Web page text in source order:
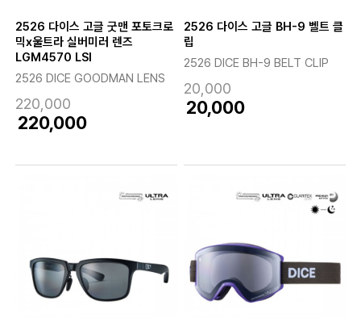
2526 다이스 고글 굿맨 포토크로
믹x울트라 실버미러 렌즈
LGM4570 LSI
2526 DICE GOODMAN LENS
220,000
220,000
2526 다이스 고글 BH-9 벨트 클
립
2526 DICE BH-9 BELT CLIP
20,000
20,000